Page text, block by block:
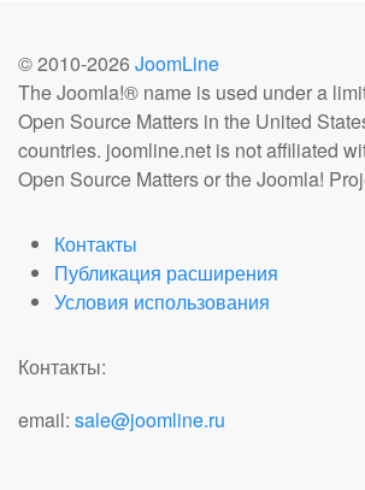
© 2010-2026 JoomLine
The Joomla!® name is used under a
Open Source Matters in the United
countries. joomline.net is not affiliated
Open Source Matters or the Joomla!
Контакты
Публикация расширения
Условия использования
Контакты:
email: sale@joomline.ru